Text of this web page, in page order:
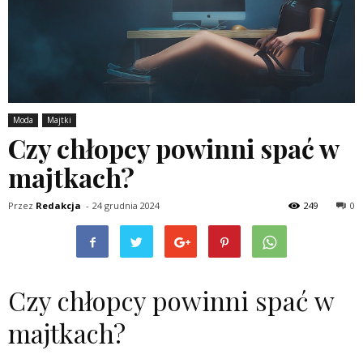
Moda Majtki
Czy chłopcy powinni spać w
majtkach?
Przez Redakcja - 24 grudnia 2024 0
249
Czy chłopcy powinni spać w
majtkach?